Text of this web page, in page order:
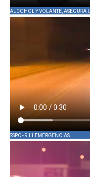
ALCOHOL Y VOLANTE, ASEGURA
SSPC - 911 EMERGENCIAS